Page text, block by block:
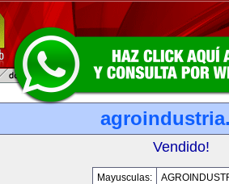
Vendido!
Mayusculas: